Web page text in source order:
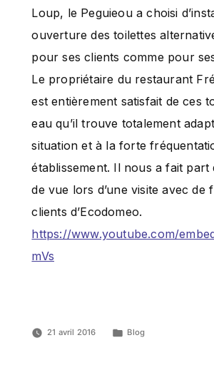
Loup, le Peguieou a choisi
ouverture des toilettes
pour ses clients comme pour
Le propriétaire du restaurant
est entièrement satisfait de ces
eau qu’il trouve totalement
situation et à la forte
établissement. Il nous a fait part
de vue lors d’une visite avec de
clients d’Ecodomeo.
https://www.youtube.com/
mVs
21 avril 2016 Blog